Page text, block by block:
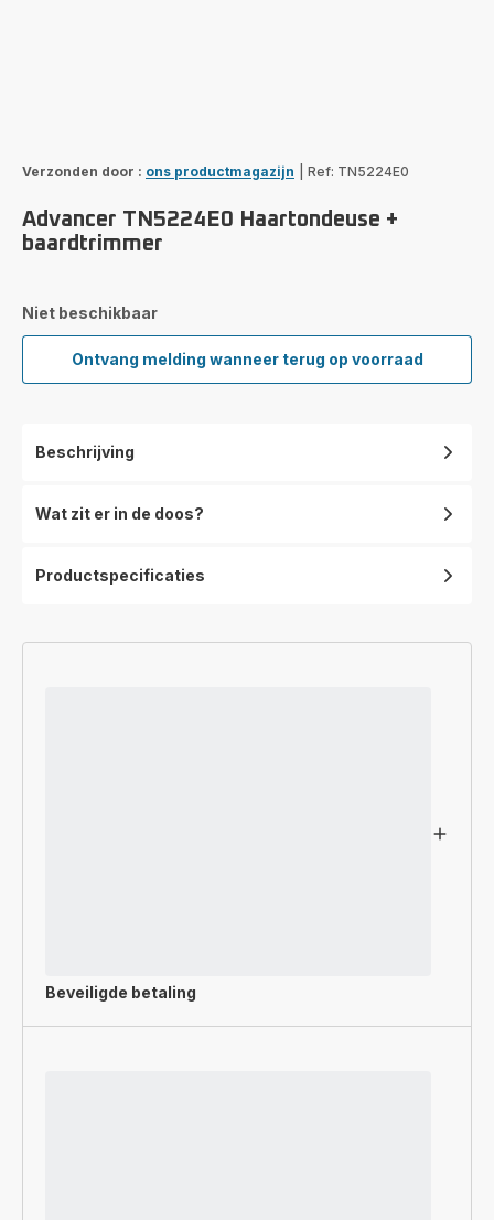
Verzonden door : ons productmagazijn Ref: TN5224E0
Advancer TN5224E0 Haartondeuse +
baardtrimmer
Niet beschikbaar
Ontvang melding wanneer terug op voorraad
Advancer
TN5224E0
Beschrijving
Wat zit er in de doos?
Productspecificaties
Beveiligde betaling